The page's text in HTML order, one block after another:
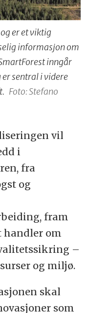
vil
for
tech"
vil også være
til både
i
innenfor
av
av
med
vil bidra
er et viktig
informasjon om
inngår
sentral i videre
Foto: Stefano
vil
i
fra
og
fram
handler om
–
og miljø.
skal
som